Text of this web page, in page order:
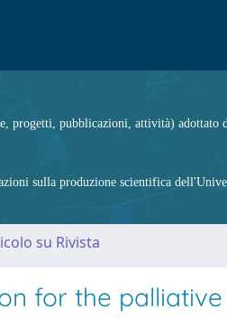
progetti, pubblicazioni, attività)
sulla produzione scientifica
su Rivista
for the